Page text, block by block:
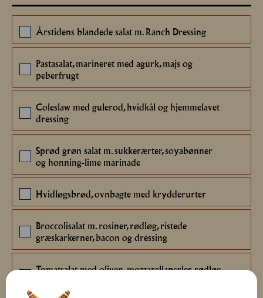
Årstidens blandede salat m. Ranch Dressing
Pastasalat, marineret med agurk, majs og
peberfrugt
Coleslaw med gulerod, hvidkål og hjemmelavet
dressing
Sprød grøn salat m. sukkerærter, soyabønner
og honning-lime marinade
Hvidløgsbrød, ovnbagte med krydderurter
Broccolisalat m. rosiner, rødløg, ristede
græskarkerner, bacon og dressing
Tomatsalat med oliven, mozzarellaperler, rødløg